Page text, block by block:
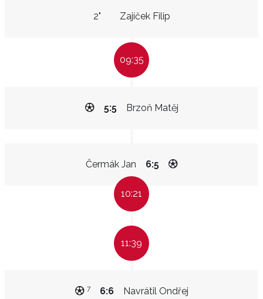
Zajíček Filip
2"
09:35
Brzoň Matěj
5:5
Čermák Jan 6:5
10:21
11:39
Navrátil Ondřej
6:6
7